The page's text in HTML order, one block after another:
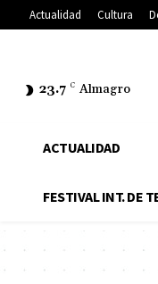
Actualidad Cultura
23.7 C Almagro
ACTUALIDAD
FESTIVAL INT. DE